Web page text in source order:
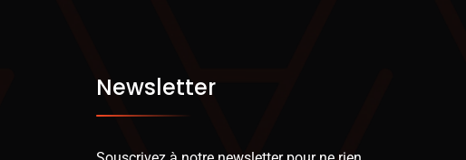
Newsletter